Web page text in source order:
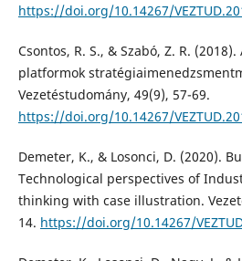
https://doi.org/10.14267/
Csontos, R. S., & Szabó, Z. R.
platformok
Vezetéstudomány, 49(9), 57-69.
https://doi.org/10.14267/
Demeter, K., & Losonci, D. (2020).
Technological perspectives of
thinking with case illustration.
14. https://doi.org/10.14267/